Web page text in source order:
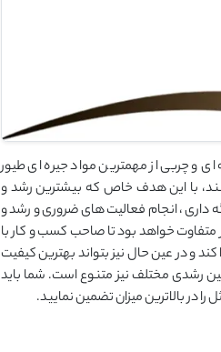
و چربی از مهمترین مواد جیره ای طیور
با این هدف خاص که بیشترین رشد و
داری ، انجام فعالیت های ضروری و رشد و
متفاوت خواهد بود تا صاحب کسب و کار با
و در عین حال نیز بتواند بهترین کیفیت
رشدی مختلف نیز متنوع است. شما باید
در بالاترین میزان تضمین نمایید.